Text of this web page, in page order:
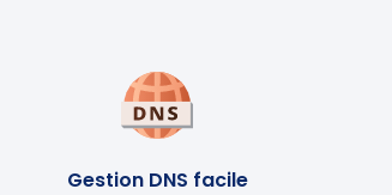
Gestion DNS facile